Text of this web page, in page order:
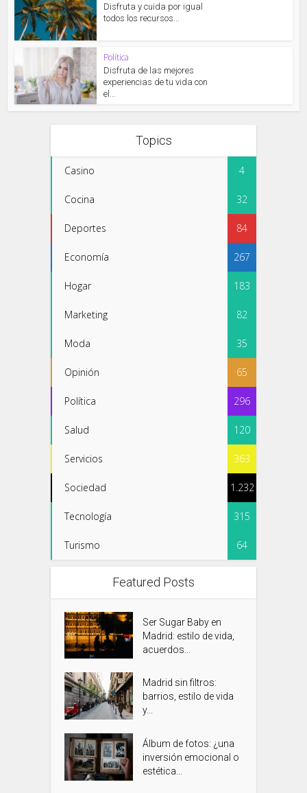
Disfruta y cuida por igual
todos los recursos...
Política
Disfruta de las mejores
experiencias de tu vida con
el...
Topics
Casino 4
Cocina 32
Deportes 84
Economía 267
Hogar 183
Marketing 82
Moda 35
Opinión 65
Política 296
Salud 120
Servicios 363
Sociedad 1.232
Tecnología 315
Turismo 64
Featured Posts
Ser Sugar Baby en
Madrid: estilo de vida,
acuerdos...
Madrid sin filtros:
barrios, estilo de vida
y...
Álbum de fotos: ¿una
inversión emocional o
estética...